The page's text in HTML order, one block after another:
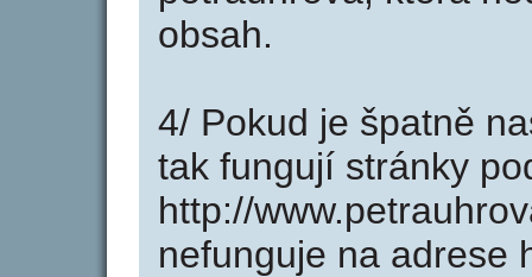
obsah.
4/ Pokud je špatně
tak fungují stránky
http://
nefunguje na adrese